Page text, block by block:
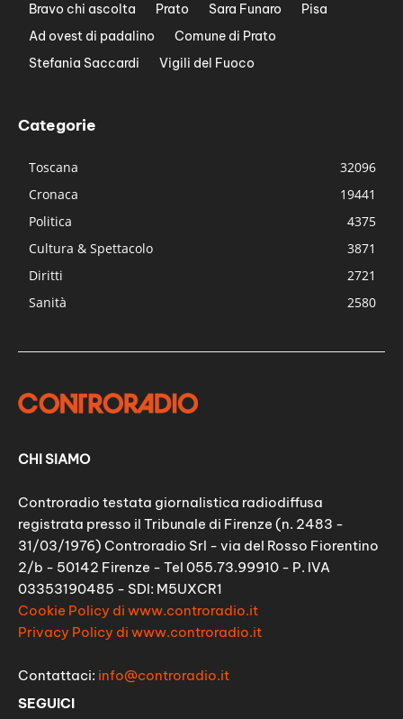
Bravo chi ascolta
Prato Sara Funaro
Pisa
Ad ovest di padalino
Comune di Prato
Stefania Saccardi
Vigili del Fuoco
Categorie
Toscana
32096
Cronaca
19441
Politica
4375
Cultura & Spettacolo
3871
Diritti
2721
Sanità
2580
CHI SIAMO
Controradio testata giornalistica radiodiffusa
registrata presso il Tribunale di Firenze (n. 2483 -
31/03/1976) Controradio Srl - via del Rosso Fiorentino
2/b - 50142 Firenze - Tel 055.73.99910 - P. IVA
03353190485 - SDI: M5UXCR1
Cookie Policy di www.controradio.it
Privacy Policy di www.controradio.it
Contattaci: info@controradio.it
SEGUICI